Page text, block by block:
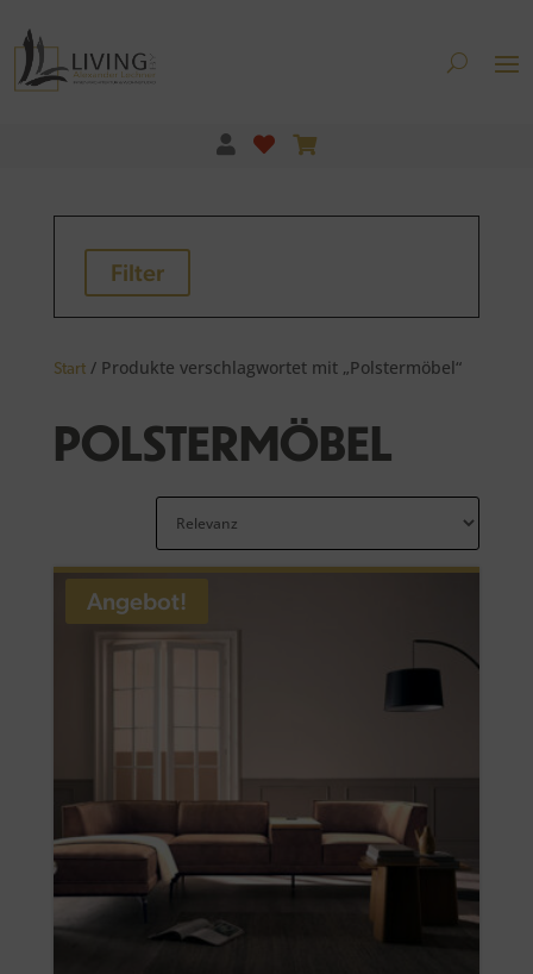
Filter
Start/ Produkte verschlagwortet mit „Polstermöbel“
POLSTERMÖBEL
Angebot!